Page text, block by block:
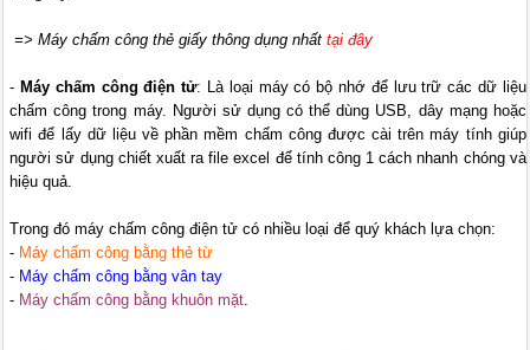
=> Máy chấm công thẻ giấy thông dụng nhất tại đây
- Máy chấm công điện tử: Là loại máy có bộ nhớ để lưu trữ các dữ liệu
chấm công trong máy. Người sử dụng có thể dùng USB, dây mạng hoặc
wifi để lấy dữ liệu về phần mềm chấm công được cài trên máy tính giúp
người sử dụng chiết xuất ra file excel để tính công 1 cách nhanh chóng và
hiệu quả.
Trong đó máy chấm công điện tử có nhiều loại để quý khách lựa chọn:
- Máy chấm công bằng thẻ từ
- Máy chấm công bằng vân tay
- Máy chấm công bằng khuôn mặt.